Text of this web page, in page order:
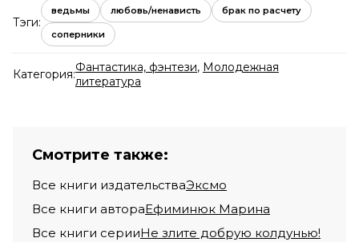
Тэги:
ведьмы любовь/ненависть брак по расчету
соперники
Категория:Фантастика, фэнтези, Молодежная
литература
Смотрите также:
Все книги издательстваЭксмо
Все книги автораЕфиминюк Марина
Все книги серииНе злите добрую колдунью!